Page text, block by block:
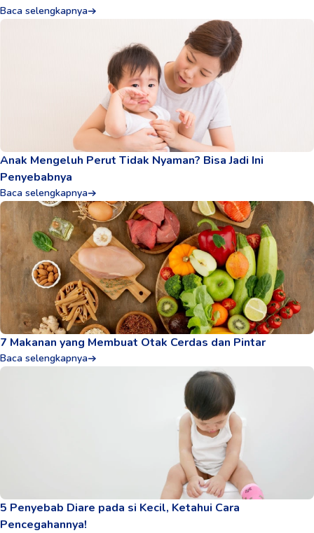
Baca selengkapnya
Anak Mengeluh Perut Tidak Nyaman? Bisa Jadi Ini
Penyebabnya
Baca selengkapnya
7 Makanan yang Membuat Otak Cerdas dan Pintar
Baca selengkapnya
5 Penyebab Diare pada si Kecil, Ketahui Cara
Pencegahannya!